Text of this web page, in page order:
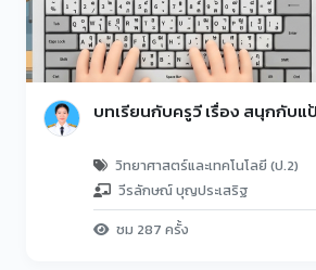
บทเรียนกับครูวี เรื่อง สนุกกับ
วิทยาศาสตร์และเทคโนโลยี (ป.2)
วีรลักษณ์ บุญประเสริฐ
ชม 287 ครั้ง